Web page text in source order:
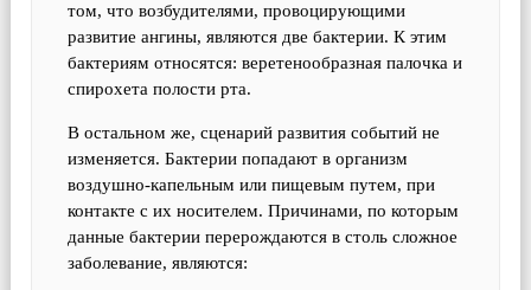
том, что возбудителями, провоцирующими
развитие ангины, являются две бактерии. К этим
бактериям относятся: веретенообразная палочка и
спирохета полости рта.
В остальном же, сценарий развития событий не
изменяется. Бактерии попадают в организм
воздушно-капельным или пищевым путем, при
контакте с их носителем. Причинами, по которым
данные бактерии перерождаются в столь сложное
заболевание, являются: